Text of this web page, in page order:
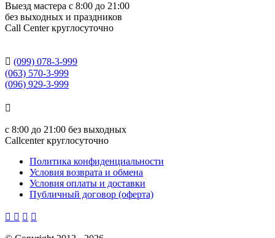
Выезд мастера с 8:00 до 21:00
без выходных и праздников
Сall Сenter круглосуточно
 (099) 078-3-999
(063) 570-3-999
(096) 929-3-999

с 8:00 до 21:00 без выходных
Callcenter круглосуточно
Политика конфиденциальности
Условия возврата и обмена
Условия оплаты и доставки
Публичный договор (оферта)
   